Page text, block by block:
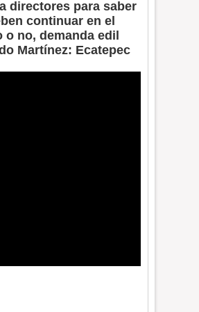
directores para saber
continuar en el
o no, demanda edil
Martínez: Ecatepec